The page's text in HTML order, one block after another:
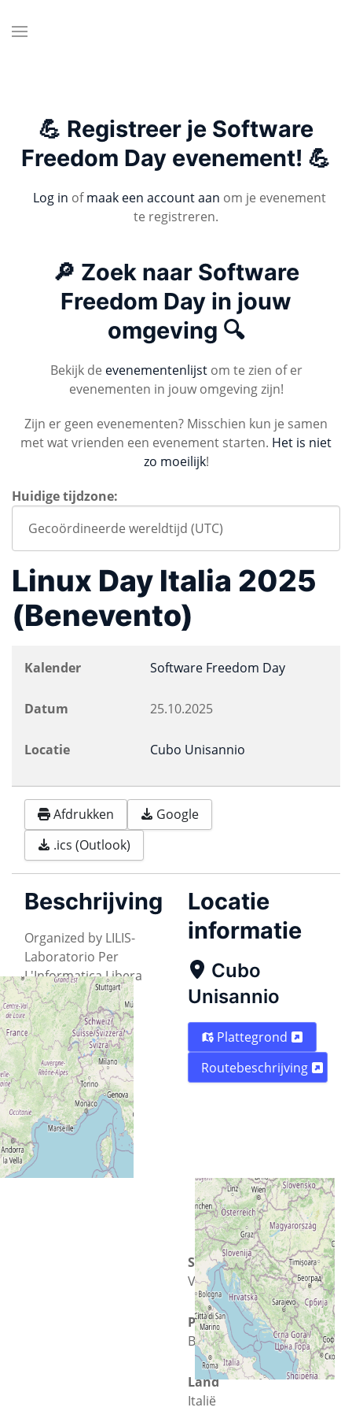
💪 Registreer je Software
Freedom Day evenement! 💪
Log in ofmaak een account aan om je evenement
te registreren.
🔎 Zoek naar Software
Freedom Day in jouw
omgeving 🔍
Bekijk de evenementenlijstom te zien of er
evenementen in jouw omgeving zijn!
Zijn er geen evenementen? Misschien kun je samen
met wat vrienden een evenement starten. Het is niet
zo moeilijk!
Huidige tijdzone:
Linux Day Italia 2025
(Benevento)
Kalender Software Freedom Day
Datum 25.10.2025
Locatie Cubo Unisannio
Afdrukken
Google
.ics (Outlook)
Beschrijving
Organized by LILIS-
Laboratorio Per
L'Informatica Libera
Sannita
Locatie
informatie
Cubo
Unisannio
Plattegrond
Routebeschrijving
Straat
Via dei Mulini
Plaats
Benevento
Land
Italië